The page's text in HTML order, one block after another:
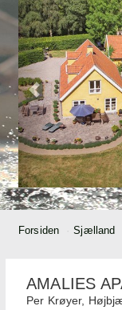
Forsiden Sjælland
AMALIES
Per Krøyer,